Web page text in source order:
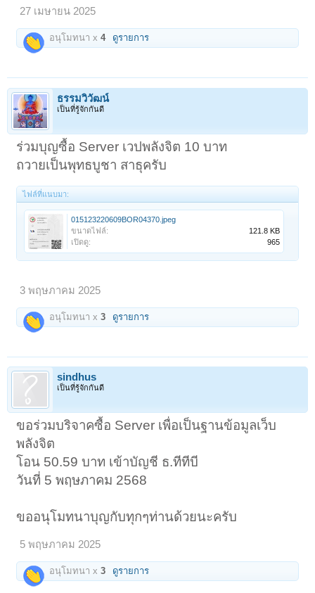
27 เมษายน 2025
อนุโมทนา x4 ดูรายการ
ธรรมวิวัฒน์
เป็นที่รู้จักกันดี
ร่วมบุญซื้อ Server เวปพลังจิต 10 บาท
ถวายเป็นพุทธบูชา สาธุครับ
ไฟล์ที่แนบมา:
015123220609BOR04370.jpeg
ขนาดไฟล์:
121.8 KB
เปิดดู:
965
3 พฤษภาคม 2025
อนุโมทนา x3 ดูรายการ
sindhus
เป็นที่รู้จักกันดี
ขอร่วมบริจาคซื้อ Server เพื่อเป็นฐานข้อมูลเว็บ
พลังจิต
โอน 50.59 บาท เข้าบัญชี ธ.ทีทีบี
วันที่ 5 พฤษภาคม 2568
ขออนุโมทนาบุญกับทุกๆท่านด้วยนะครับ
5 พฤษภาคม 2025
อนุโมทนา x3 ดูรายการ